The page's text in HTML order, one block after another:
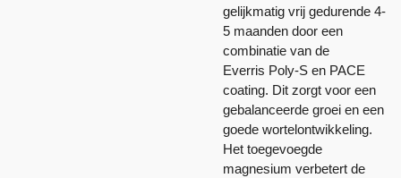
gelijkmatig vrij gedurende 4-
5 maanden door een
combinatie van de
Everris Poly-S en PACE
coating. Dit zorgt voor een
gebalanceerde groei en een
goede wortelontwikkeling.
Het toegevoegde
magnesium verbetert de